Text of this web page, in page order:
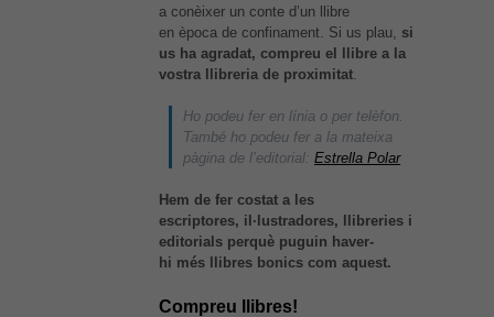
a conèixer un conte d’un llibre
en època de confinament. Si us plau, si
us ha agradat, compreu el llibre a la
vostra llibreria de proximitat.
Ho podeu fer en línia o per telèfon.
També ho podeu fer a la mateixa
pàgina de l’editorial:Estrella Polar
Hem de fer costat a les
escriptores, il·lustradores, llibreries i
editorials perquè puguin haver-
hi més llibres bonics com aquest.
Compreu llibres!
opcionals,
són
necessàries
per al bon
web.
Per a millorar
la nostra web
necessitem
aquestes